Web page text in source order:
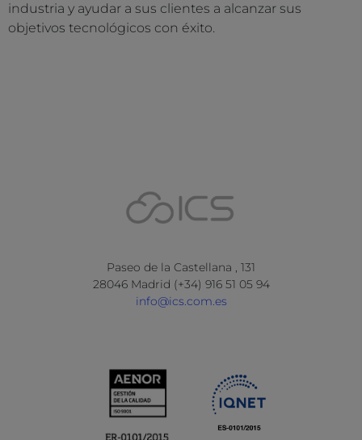
industria y ayudar a sus clientes a alcanzar sus
objetivos tecnológicos con éxito.
Paseo de la Castellana , 131
28046 Madrid (+34) 916 51 05 94
info@ics.com.es